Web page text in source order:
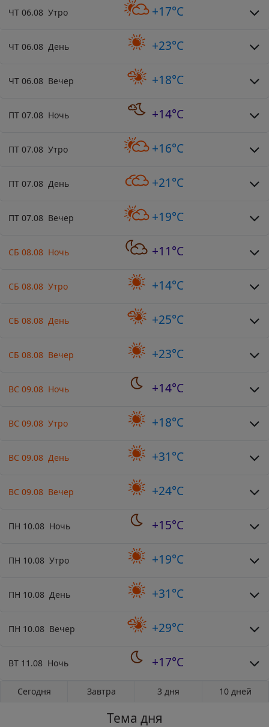
ЧТ 06.08 Утро +17°C
ЧТ 06.08 День +23°C
ЧТ 06.08 Вечер +18°C
ПТ 07.08 Ночь +14°C
ПТ 07.08 Утро +16°C
ПТ 07.08 День +21°C
ПТ 07.08 Вечер +19°C
СБ 08.08 Ночь +11°C
СБ 08.08 Утро +14°C
СБ 08.08 День +25°C
СБ 08.08 Вечер +23°C
ВС 09.08 Ночь +14°C
ВС 09.08 Утро +18°C
ВС 09.08 День +31°C
ВС 09.08 Вечер +24°C
ПН 10.08 Ночь +15°C
ПН 10.08 Утро +19°C
ПН 10.08 День +31°C
ПН 10.08 Вечер +29°C
ВТ 11.08 Ночь +17°C
Сегодня Завтра 3 дня 10 дней
Тема дня